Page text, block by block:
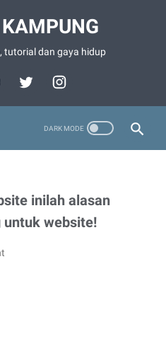
tutorial dan gaya hidup
inilah alasan
untuk website!